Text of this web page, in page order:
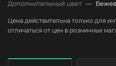
Дополнительный цвет —
Цена действительна только для
отличаться от цен в розничных